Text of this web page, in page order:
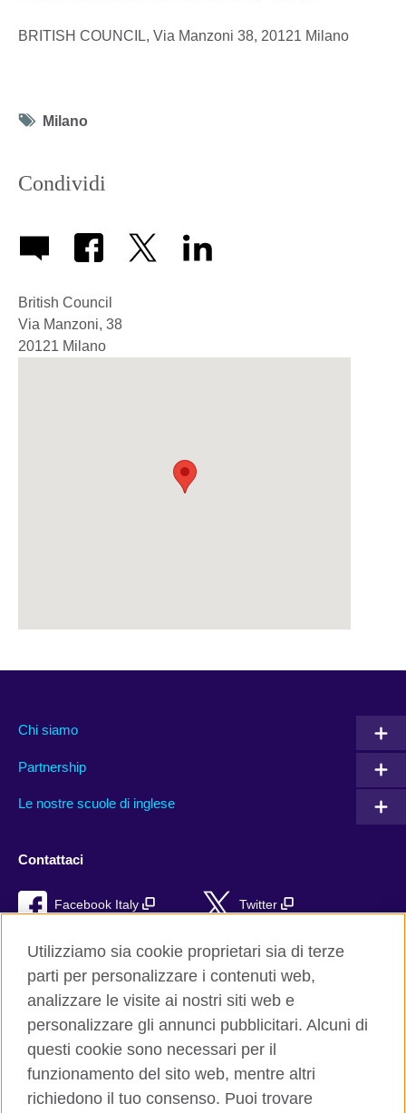
BRITISH COUNCIL, Via Manzoni 38, 20121 Milano
Tag
Milano
Condividi
British Council
Via Manzoni, 38
20121 Milano
Chi siamo
Partnership
Le nostre scuole di inglese
Contattaci
Facebook Italy Twitter
YouTube TikTok
RSS
British Council global
Privacy e condizioni d'uso
Utilizziamo sia cookie proprietari sia di terze
parti per personalizzare i contenuti web,
analizzare le visite ai nostri siti web e
personalizzare gli annunci pubblicitari. Alcuni di
questi cookie sono necessari per il
funzionamento del sito web, mentre altri
richiedono il tuo consenso. Puoi trovare